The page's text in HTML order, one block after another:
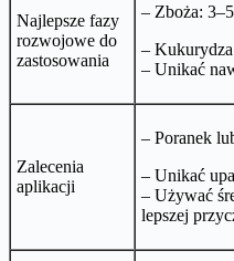
Najlepsze fazy
rozwojowe do
zastosowania
– Zboża:
–
– Unikać
Zalecenia
aplikacji
– Poranek
– Unikać
– Używać
lepszej